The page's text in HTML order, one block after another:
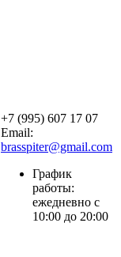
+7 (995) 607 17 07
Email:
brasspiter@gmail.com
График
работы:
ежедневно с
10:00 до 20:00